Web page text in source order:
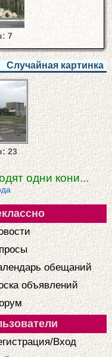
7
Случайная картинка
23
одни кони...
обещаний
объявлений
Вход